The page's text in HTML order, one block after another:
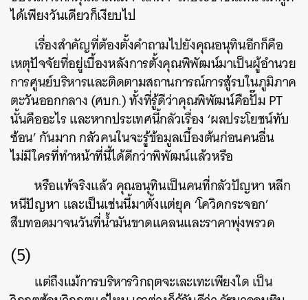
ได้เพียงวันเดียวก็เงียบไป
เรื่องสำคัญที่ต้องตั้งคำถามไปยังคุณอนุทินอีกก็คือ
เหตุปัจจัยที่อยู่เบื้องหลังการตั้งคุณพิพัฒน์มาเป็นผู้อำนวย
การศูนย์บริหารและติดตามสถานการณ์การสู้รบในภูมิภาค
ตะวันออกกลาง (ศบก.) ทั้งที่รู้ดีว่าคุณพิพัฒน์คือปั๊ม PT
นั้นคืออะไร และหากประเทศนี้กลัวเรื่อง ‘ผลประโยชน์ทับ
ซ้อน’ กันมาก กลัวคนในจะรู้ข้อมูลเบื้องต้นก่อนคนอื่น
ไม่มีใครที่ทำหน้าที่นี้ได้ดีกว่าพิพัฒน์แล้วหรือ
หรือแท้จริงแล้ว คุณอนุทินเป็นคนที่กลัวปัญหา หลีก
หนีปัญหา และเป็นเช่นนี้มาตั้งแต่ยุค ‘โควิดกระจอก’
สืบทอดมาจนวันที่น้ำมันขาดแคลนและราคาพุ่งพรวด
(5)
แต่ถึงแม้การบริหารวิกฤตจะเละเทะเพียงใด เป็น